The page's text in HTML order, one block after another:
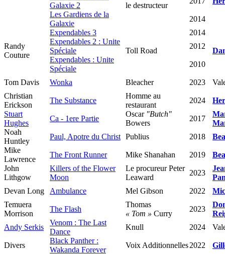
le destructeur
Galaxie 2
Les Gardiens de la
Galaxie
2014
Randy
Couture
Expendables 3
Toll Road
2014
Expendables 2 : Unite
Spéciale
2012
Expendables : Unite
Spéciale
2010
Tom Davis Wonka Bleacher 2023
Christian
Erickson
The Substance
Homme au
restaurant
2024
Stuart
Hughes
Ca - 1ere Partie
Oscar "Butch"
Bowers
2017
Noah
Huntley
Paul, Apotre du Christ Publius 2018
Mike
Lawrence
The Front Runner Mike Shanahan 2019
John
Lithgow
Killers of the Flower
Moon
Le procureur Peter
Leaward
2023
Devan Long
Ambulance Mel Gibson 2022
Temuera
Morrison
The Flash
Thomas
« Tom » Curry
2023
Andy Serkis
Venom : The Last
Dance
Knull 2024
Divers
Black Panther :
Wakanda Forever
Voix Additionnelles2022